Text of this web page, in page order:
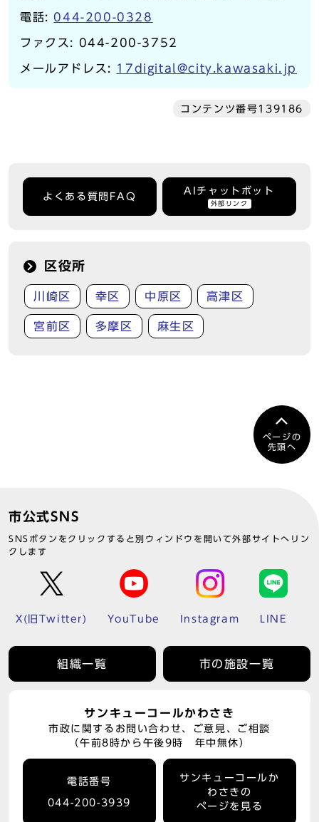
電話: 044-200-0328
ファクス: 044-200-3752
メールアドレス: 17digital@city.kawasaki.jp
コンテンツ番号139186
よくある質問FAQ
AIチャットボット
外部リンク
区役所
川崎区 幸区 中原区 高津区
宮前区 多摩区 麻生区
ページの
先頭へ
市公式SNS
SNSボタンをクリックすると別ウィンドウを開いて外部サイトへリン
クします
X(旧Twitter) YouTube Instagram LINE
組織一覧 市の施設一覧
サンキューコールかわさき
市政に関するお問い合わせ、ご意見、ご相談
（午前8時から午後9時 年中無休）
電話番号
044-200-3939
サンキューコールか
わさきの
ページを見る